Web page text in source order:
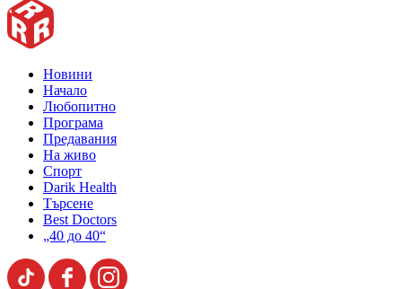
Новини
Начало
Любопитно
Програма
Предавания
На живо
Спорт
Darik Health
Търсене
Best Doctors
„40 до 40“